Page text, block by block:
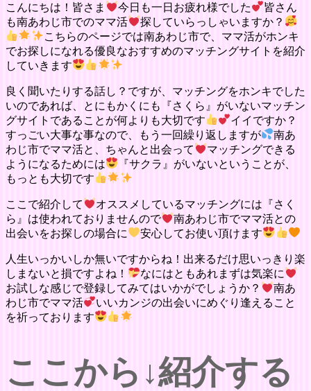
こんにちは！皆さま 今日も一日お疲れ様でした
皆さん
も南あわじ市でのママ活
探していらっしゃいますか？
こちらのページでは南あわじ市で、ママ活がホンキ
でお探しになれる優良なおすすめのマッチングサイトを紹介
していきます
良く聞いたりする話し？ですが、マッチングをホンキでした
いのであれば、とにもかくにも『さくら』がいないマッチン
グサイトであることが何よりも大切です
イイですか？
すっごい大事な事なので、もう一回繰り返しますが
南あ
わじ市でママ活と、ちゃんと出会って
マッチングできる
ようになるためには
『サクラ』がいないということが、
もっとも大切です
ここで紹介して
オススメしているマッチングには『さく
ら』は使われておりませんので
南あわじ市でママ活との
出会いをお探しの場合に
安心してお使い頂けます
人生いっかいしか無いですからね！出来るだけ思いっきり楽
しまないと損ですよね！
なにはともあれまずは気楽に
お試しな感じで登録してみてはいかがでしょうか？
南あ
わじ市でママ活
いいカンジの出会いにめぐり逢えること
を祈っております
ここから↓紹介する